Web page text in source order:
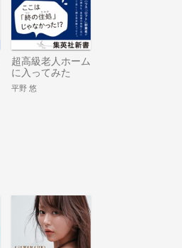
超高級老人ホーム
に入ってみた
平野 悠